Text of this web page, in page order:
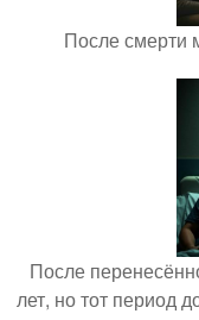
После смерти
После
лет, но тот период